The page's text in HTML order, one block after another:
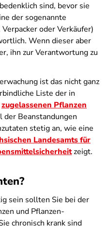
sind, bevor sie
der sogenannte
oder Verkäufer)
Wenn dieser aber
ihn zur Verantwortung zu
ist das nicht ganz
Liste der in
zugelassenen Pflanzen
Beanstandungen
stetig an, wie eine
Landesamts für
zeigt.
sein sollten Sie bei der
und Pflanzen­
chronisch krank sind